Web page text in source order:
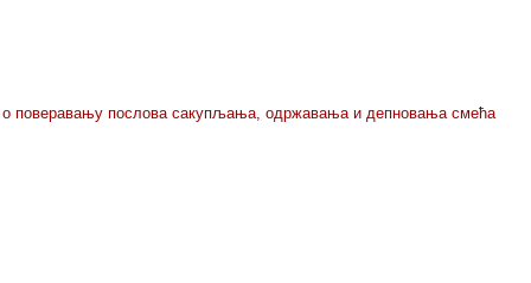
поверавању послова сакупљања, одржавања и депновања смећа